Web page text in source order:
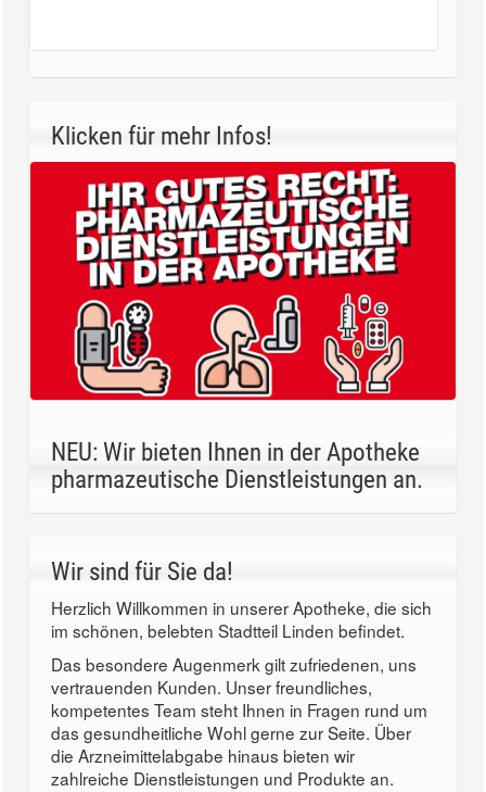
Klicken für mehr Infos!
NEU: Wir bieten Ihnen in der Apotheke
pharmazeutische Dienstleistungen an.
Wir sind für Sie da!
Herzlich Willkommen in unserer Apotheke, die sich
im schönen, belebten Stadtteil Linden befindet.
Das besondere Augenmerk gilt zufriedenen, uns
vertrauenden Kunden. Unser freundliches,
kompetentes Team steht Ihnen in Fragen rund um
das gesundheitliche Wohl gerne zur Seite. Über
die Arzneimittelabgabe hinaus bieten wir
zahlreiche Dienstleistungen und Produkte an.